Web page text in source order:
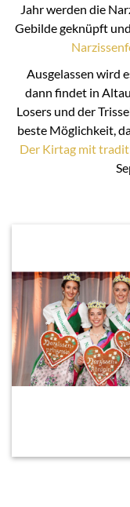
Jahr werden die
Gebilde geknüpft
Ausgelassen wird
dann findet in
Losers und der
beste Möglichkeit,
Der Kirtag mit